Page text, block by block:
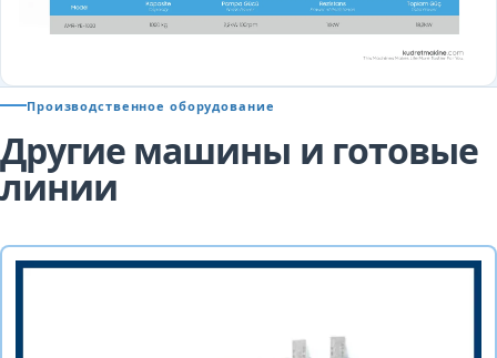
Производственное оборудование
Другие машины и готовые
линии